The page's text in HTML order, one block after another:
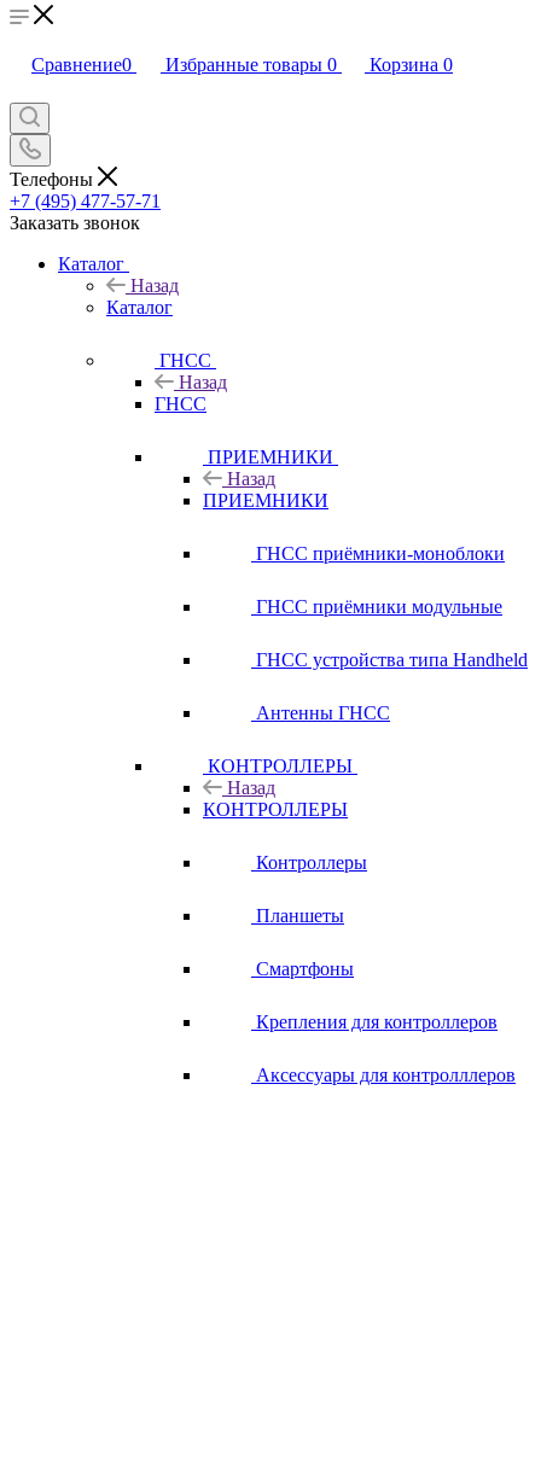
Сравнение0 Избранные товары 0 Корзина 0
Телефоны
+7 (495) 477-57-71
Заказать звонок
Каталог
Назад
Каталог
ГНСС
Назад
ГНСС
ПРИЕМНИКИ
Назад
ПРИЕМНИКИ
ГНСС приёмники-моноблоки
ГНСС приёмники модульные
ГНСС устройства типа Handheld
Антенны ГНСС
КОНТРОЛЛЕРЫ
Назад
КОНТРОЛЛЕРЫ
Контроллеры
Планшеты
Смартфоны
Крепления для контроллеров
Аксессуары для контролллеров